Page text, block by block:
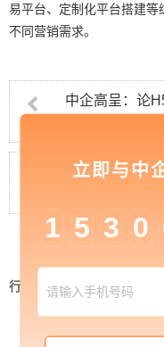
易平台、定制化平台搭建等
不同营销需求。
中企高呈：论
中企高呈：设计好
行业资讯 >
中企高呈：简
立即与中
1 5 3 0